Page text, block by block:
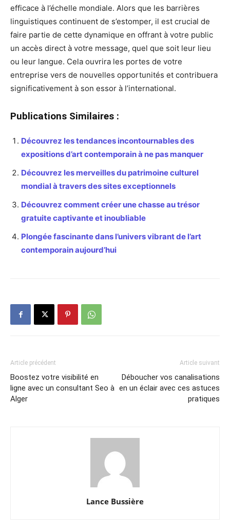
efficace à l’échelle mondiale. Alors que les barrières
linguistiques continuent de s’estomper, il est crucial de
faire partie de cette dynamique en offrant à votre public
un accès direct à votre message, quel que soit leur lieu
ou leur langue. Cela ouvrira les portes de votre
entreprise vers de nouvelles opportunités et contribuera
significativement à son essor à l’international.
Publications Similaires :
Découvrez les tendances incontournables des
expositions d’art contemporain à ne pas manquer
Découvrez les merveilles du patrimoine culturel
mondial à travers des sites exceptionnels
Découvrez comment créer une chasse au trésor
gratuite captivante et inoubliable
Plongée fascinante dans l’univers vibrant de l’art
contemporain aujourd’hui
Article précédent
Boostez votre visibilité en
ligne avec un consultant Seo à
Alger
Article suivant
Déboucher vos canalisations
en un éclair avec ces astuces
pratiques
Lance Bussière